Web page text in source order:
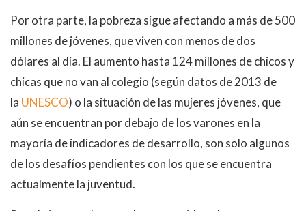
Por otra parte, la pobreza sigue afectando a más de 500
millones de jóvenes, que viven con menos de dos
dólares al día. El aumento hasta 124 millones de chicos y
chicas que no van al colegio (según datos de 2013 de
la UNESCO) o la situación de las mujeres jóvenes, que
aún se encuentran por debajo de los varones en la
mayoría de indicadores de desarrollo, son solo algunos
de los desafíos pendientes con los que se encuentra
actualmente la juventud.